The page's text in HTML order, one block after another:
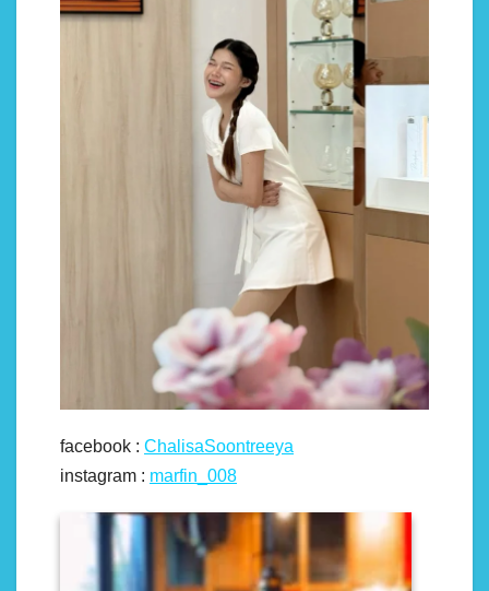
facebook : ChalisaSoontreeya
instagram : marfin_008